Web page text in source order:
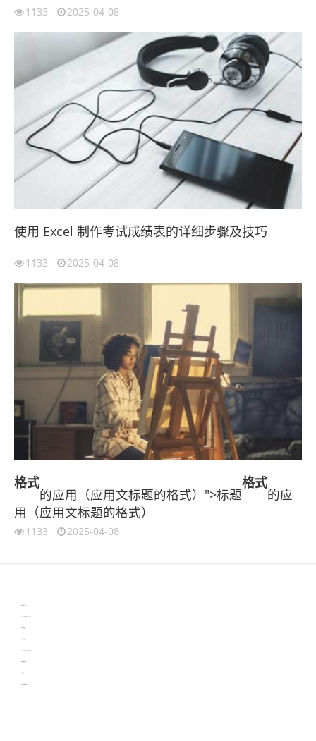
1133 2025-04-08
使用 Excel 制作考试成绩表的详细步骤及技巧
1133 2025-04-08
格式
的应用（应用文标题的格式）">标题
格式
的应
用（应用文标题的格式）
1133 2025-04-08